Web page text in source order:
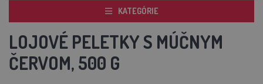
KATEGÓRIE
LOJOVÉ PELETKY S MÚČNYM
ČERVOM, 500 G